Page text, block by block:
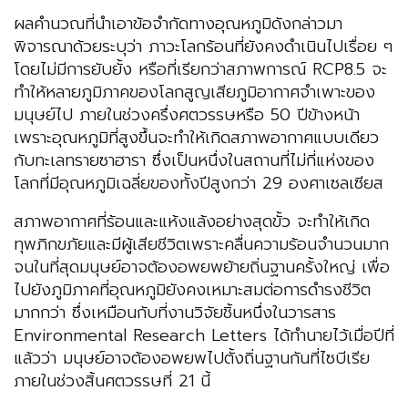
ผลคำนวณที่นำเอาข้อจำกัดทางอุณหภูมิดังกล่าวมา
พิจารณาด้วยระบุว่า ภาวะโลกร้อนที่ยังคงดำเนินไปเรื่อย ๆ
โดยไม่มีการยับยั้ง หรือที่เรียกว่าสภาพการณ์ RCP8.5 จะ
ทำให้หลายภูมิภาคของโลกสูญเสียภูมิอากาศจำเพาะของ
มนุษย์ไป ภายในช่วงครึ่งศตวรรษหรือ 50 ปีข้างหน้า
เพราะอุณหภูมิที่สูงขึ้นจะทำให้เกิดสภาพอากาศแบบเดียว
กับทะเลทรายซาฮารา ซึ่งเป็นหนึ่งในสถานที่ไม่กี่แห่งของ
โลกที่มีอุณหภูมิเฉลี่ยของทั้งปีสูงกว่า 29 องศาเซลเซียส
สภาพอากาศที่ร้อนและแห้งแล้งอย่างสุดขั้ว จะทำให้เกิด
ทุพภิกขภัยและมีผู้เสียชีวิตเพราะคลื่นความร้อนจำนวนมาก
จนในที่สุดมนุษย์อาจต้องอพยพย้ายถิ่นฐานครั้งใหญ่ เพื่อ
ไปยังภูมิภาคที่อุณหภูมิยังคงเหมาะสมต่อการดำรงชีวิต
มากกว่า ซึ่งเหมือนกับที่งานวิจัยชิ้นหนึ่งในวารสาร
Environmental Research Letters ได้ทำนายไว้เมื่อปีที่
แล้วว่า มนุษย์อาจต้องอพยพไปตั้งถิ่นฐานกันที่ไซบีเรีย
ภายในช่วงสิ้นศตวรรษที่ 21 นี้